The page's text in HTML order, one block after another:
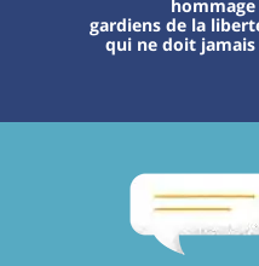
gardiens de la
qui ne doit jamais